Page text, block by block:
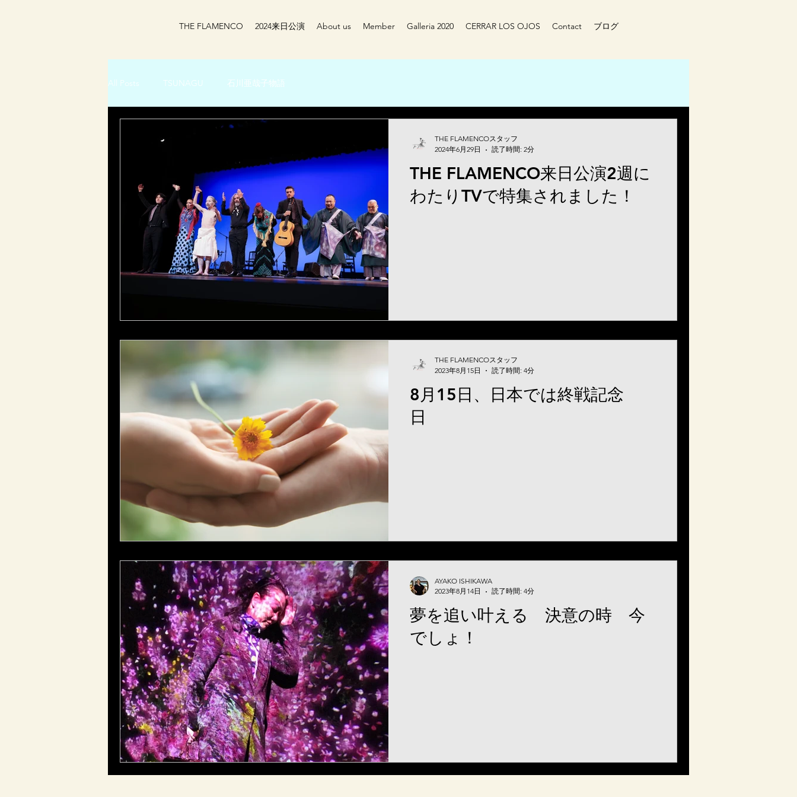
THE FLAMENCO 2024来日公演 About us Member Galleria 2020 CERRAR LOS OJOS Contact ブログ
All Posts TSUNAGU 石川亜哉子物語
THE FLAMENCO来日公演2週に
わたりTVで特集されました！
THE FLAMENCOスタッフ
2024年6月29日
読了時間: 2分
8月15日、日本では終戦記念
日
THE FLAMENCOスタッフ
2023年8月15日
読了時間: 4分
夢を追い叶える 決意の時 今
でしょ！
AYAKO ISHIKAWA
2023年8月14日
読了時間: 4分